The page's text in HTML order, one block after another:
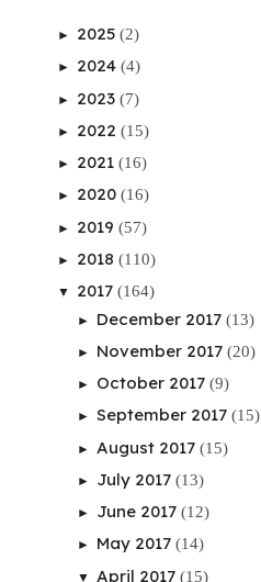
► 2025 (2)
► 2024 (4)
► 2023 (7)
► 2022 (15)
► 2021 (16)
► 2020 (16)
► 2019 (57)
► 2018 (110)
▼ 2017 (164)
► December 2017 (13)
► November 2017 (20)
► October 2017 (9)
► September 2017 (15)
► August 2017 (15)
► July 2017 (13)
► June 2017 (12)
► May 2017 (14)
▼ April 2017 (15)